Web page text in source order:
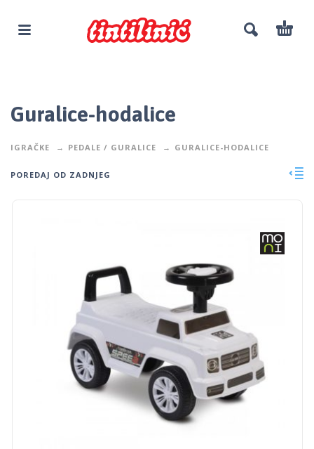
Guralice-hodalice
IGRAČKE PEDALE / GURALICE GURALICE-HODALICE
POREDAJ OD ZADNJEG